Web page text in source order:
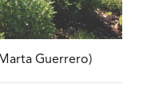
Guerrero)